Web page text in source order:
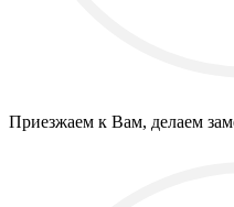
Приезжаем к Вам, делаем